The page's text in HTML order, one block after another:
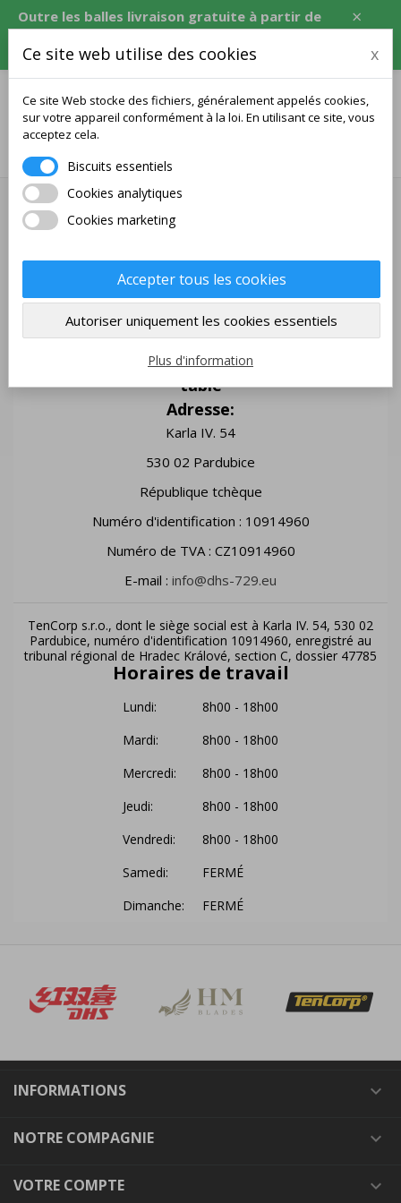
×
Outre les balles livraison gratuite à partir de
120 USD, soit l'équivalent en CZK, EUR, PLN,
RON.
Contact
TenCorp s.r.o.
Boutique en ligne avec matériel de tennis de
table
Adresse:
Karla IV. 54
530 02 Pardubice
République tchèque
Numéro d'identification : 10914960
Numéro de TVA : CZ10914960
E-mail : info@dhs-729.eu
TenCorp s.r.o., dont le siège social est à Karla IV. 54, 530 02
Pardubice, numéro d'identification 10914960, enregistré au
tribunal régional de Hradec Králové, section C, dossier 47785
Horaires de travail
Lundi:
8h00 - 18h00
Mardi:
8h00 - 18h00
Mercredi:
8h00 - 18h00
Jeudi:
8h00 - 18h00
Vendredi:
8h00 - 18h00
Samedi:
FERMÉ
Dimanche:
FERMÉ
INFORMATIONS 
NOTRE COMPAGNIE 
VOTRE COMPTE 
Ce site web utilise des cookies x
Ce site Web stocke des fichiers, généralement appelés cookies,
sur votre appareil conformément à la loi. En utilisant ce site, vous
acceptez cela.
Biscuits essentiels
Cookies analytiques
Cookies marketing
Accepter tous les cookies
Autoriser uniquement les cookies essentiels
Plus d'information